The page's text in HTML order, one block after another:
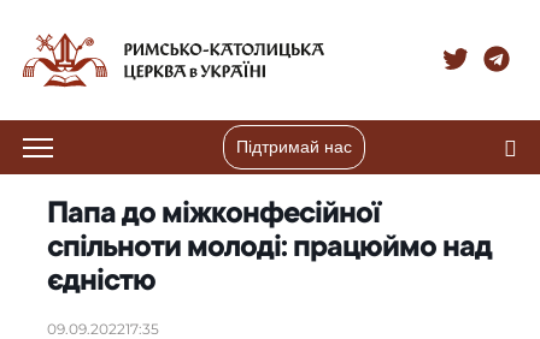
Підтримай нас
Папа до міжконфесійної
спільноти молоді: працюймо над
єдністю
09.09.202217:35